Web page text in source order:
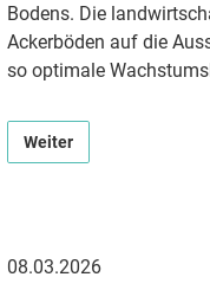
Bodens. Die
Ackerböden auf die
so optimale
Weiter
08.03.2026